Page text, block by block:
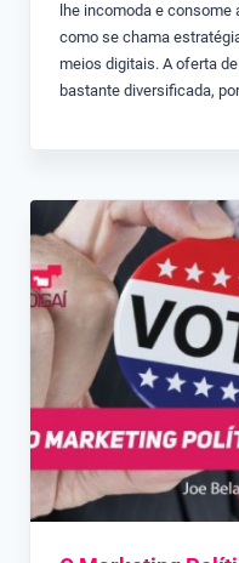
lhe incomoda e
como se chama
meios digitais. A oferta
bastante diversificada,